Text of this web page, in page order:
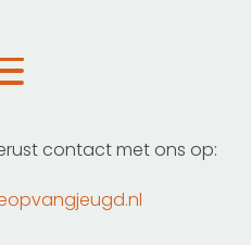
contact met ons op: